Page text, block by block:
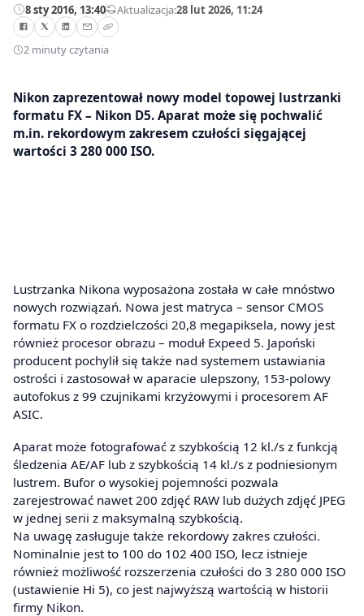
8 sty 2016, 13:40—Aktualizacja:28 lut 2026, 11:24
2 minuty czytania
Nikon zaprezentował nowy model topowej lustrzanki
formatu FX – Nikon D5. Aparat może się pochwalić
m.in. rekordowym zakresem czułości sięgającej
wartości 3 280 000 ISO.
Lustrzanka Nikona wyposażona została w całe mnóstwo
nowych rozwiązań. Nowa jest matryca – sensor CMOS
formatu FX o rozdzielczości 20,8 megapiksela, nowy jest
również procesor obrazu – moduł Expeed 5. Japoński
producent pochylił się także nad systemem ustawiania
ostrości i zastosował w aparacie ulepszony, 153-polowy
autofokus z 99 czujnikami krzyżowymi i procesorem AF
ASIC.
Aparat może fotografować z szybkością 12 kl./s z funkcją
śledzenia AE/AF lub z szybkością 14 kl./s z podniesionym
lustrem. Bufor o wysokiej pojemności pozwala
zarejestrować nawet 200 zdjęć RAW lub dużych zdjęć JPEG
w jednej serii z maksymalną szybkością.
Na uwagę zasługuje także rekordowy zakres czułości.
Nominalnie jest to 100 do 102 400 ISO, lecz istnieje
również możliwość rozszerzenia czułości do 3 280 000 ISO
(ustawienie Hi 5), co jest najwyższą wartością w historii
firmy Nikon.